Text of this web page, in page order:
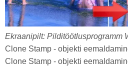
Ekraanipilt: Pilditöötlusprogramm
Clone Stamp - objekti
Clone Stamp - objekti